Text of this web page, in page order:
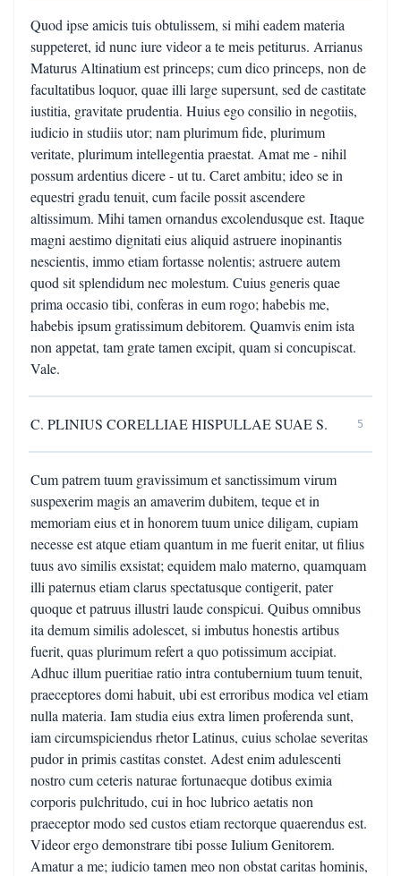
Quod ipse amicis tuis obtulissem, si mihi eadem materia
suppeteret, id nunc iure videor a te meis petiturus. Arrianus
Maturus Altinatium est princeps; cum dico princeps, non de
facultatibus loquor, quae illi large supersunt, sed de castitate
iustitia, gravitate prudentia. Huius ego consilio in negotiis,
iudicio in studiis utor; nam plurimum fide, plurimum
veritate, plurimum intellegentia praestat. Amat me - nihil
possum ardentius dicere - ut tu. Caret ambitu; ideo se in
equestri gradu tenuit, cum facile possit ascendere
altissimum. Mihi tamen ornandus excolendusque est. Itaque
magni aestimo dignitati eius aliquid astruere inopinantis
nescientis, immo etiam fortasse nolentis; astruere autem
quod sit splendidum nec molestum. Cuius generis quae
prima occasio tibi, conferas in eum rogo; habebis me,
habebis ipsum gratissimum debitorem. Quamvis enim ista
non appetat, tam grate tamen excipit, quam si concupiscat.
Vale.
C. PLINIUS CORELLIAE HISPULLAE SUAE S. 5
Cum patrem tuum gravissimum et sanctissimum virum
suspexerim magis an amaverim dubitem, teque et in
memoriam eius et in honorem tuum unice diligam, cupiam
necesse est atque etiam quantum in me fuerit enitar, ut filius
tuus avo similis exsistat; equidem malo materno, quamquam
illi paternus etiam clarus spectatusque contigerit, pater
quoque et patruus illustri laude conspicui. Quibus omnibus
ita demum similis adolescet, si imbutus honestis artibus
fuerit, quas plurimum refert a quo potissimum accipiat.
Adhuc illum pueritiae ratio intra contubernium tuum tenuit,
praeceptores domi habuit, ubi est erroribus modica vel etiam
nulla materia. Iam studia eius extra limen proferenda sunt,
iam circumspiciendus rhetor Latinus, cuius scholae severitas
pudor in primis castitas constet. Adest enim adulescenti
nostro cum ceteris naturae fortunaeque dotibus eximia
corporis pulchritudo, cui in hoc lubrico aetatis non
praeceptor modo sed custos etiam rectorque quaerendus est.
Videor ergo demonstrare tibi posse Iulium Genitorem.
Amatur a me; iudicio tamen meo non obstat caritas hominis,